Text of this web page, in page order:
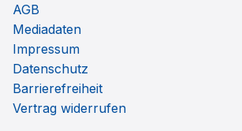
AGB
Mediadaten
Impressum
Datenschutz
Barrierefreiheit
Vertrag widerrufen